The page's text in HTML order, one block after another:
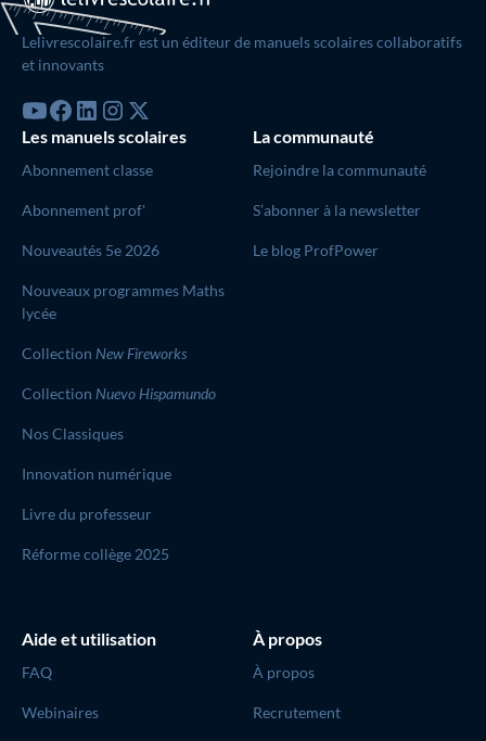
Lelivrescolaire.fr est un éditeur de manuels scolaires collaboratifs
et innovants
Les manuels scolaires
Abonnement classe
Abonnement prof'
Nouveautés 5e 2026
Nouveaux programmes Maths
lycée
Collection New Fireworks
Collection Nuevo Hispamundo
Nos Classiques
Innovation numérique
Livre du professeur
Réforme collège 2025
La communauté
Rejoindre la communauté
S’abonner à la newsletter
Le blog ProfPower
Aide et utilisation
FAQ
Webinaires
À propos
À propos
Recrutement